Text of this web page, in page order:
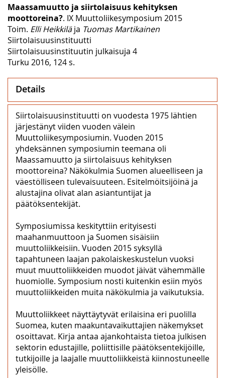
Maassamuutto ja siirtolaisuus kehityksen
moottoreina?. IX Muuttoliikesymposium 2015
Toim. Elli Heikkiläja Tuomas Martikainen
Siirtolaisuusinstituutti
Siirtolaisuusinstituutin julkaisuja 4
Turku 2016, 124 s.
Details
Siirtolaisuusinstituutti on vuodesta 1975 lähtien
järjestänyt viiden vuoden välein
Muuttoliikesymposiumin. Vuoden 2015
yhdeksännen symposiumin teemana oli
Maassamuutto ja siirtolaisuus kehityksen
moottoreina? Näkökulmia Suomen alueelliseen ja
väestölliseen tulevaisuuteen. Esitelmöitsijöinä ja
alustajina olivat alan asiantuntijat ja
päätöksentekijät.
Symposiumissa keskityttiin erityisesti
maahanmuuttoon ja Suomen sisäisiin
muuttoliikkeisiin. Vuoden 2015 syksyllä
tapahtuneen laajan pakolaiskeskustelun vuoksi
muut muuttoliikkeiden muodot jäivät vähemmälle
huomiolle. Symposium nosti kuitenkin esiin myös
muuttoliikkeiden muita näkökulmia ja vaikutuksia.
Muuttoliikkeet näyttäytyvät erilaisina eri puolilla
Suomea, kuten maakuntavaikuttajien näkemykset
osoittavat. Kirja antaa ajankohtaista tietoa julkisen
sektorin edustajille, poliittisille päätöksentekijöille,
tutkijoille ja laajalle muuttoliikkeistä kiinnostuneelle
yleisölle.